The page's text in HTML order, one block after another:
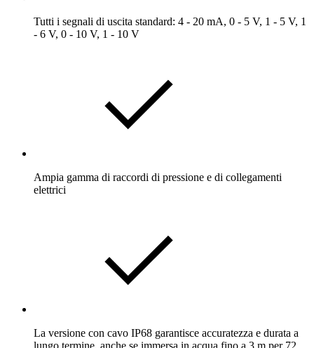
Tutti i segnali di uscita standard: 4 - 20 mA, 0 - 5 V, 1 - 5 V, 1
- 6 V, 0 - 10 V, 1 - 10 V
Ampia gamma di raccordi di pressione e di collegamenti
elettrici
La versione con cavo IP68 garantisce accuratezza e durata a
lungo termine, anche se immersa in acqua fino a 3 m per 72